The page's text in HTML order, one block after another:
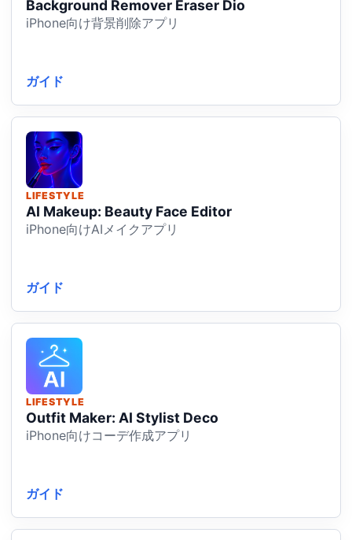
Background Remover Eraser Dio
iPhone向け背景削除アプリ
ガイド
LIFESTYLE
AI Makeup: Beauty Face Editor
iPhone向けAIメイクアプリ
ガイド
LIFESTYLE
Outfit Maker: AI Stylist Deco
iPhone向けコーデ作成アプリ
ガイド